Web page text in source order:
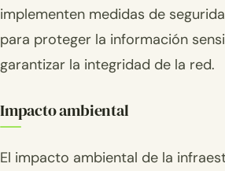
implementen medidas de
para proteger la información
garantizar la integridad de la red.
Impacto ambiental
El impacto ambiental de la